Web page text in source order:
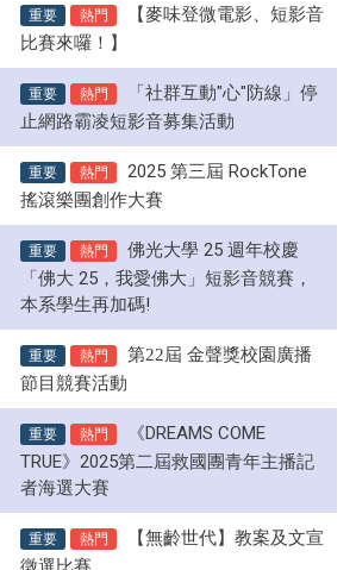
重要 熱門
【麥味登微電影、短影音
比賽來囉！】
重要 熱門
「社群互動"心"防線」停
止網路霸凌短影音募集活動
重要 熱門
2025 第三屆 RockTone
搖滾樂團創作大賽
重要 熱門
佛光大學 25 週年校慶
「佛大 25，我愛佛大」短影音競賽，
本系學生再加碼!
重要 熱門
第22屆 金聲獎校園廣播
節目競賽活動
重要 熱門
《DREAMS COME
TRUE》2025第二屆救國團青年主播記
者海選大賽
重要 熱門
【無齡世代】教案及文宣